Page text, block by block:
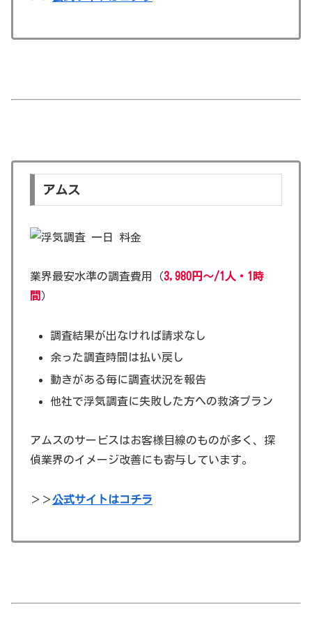
アムス
業界最安水準の調査費用（3,980円～/1人・1時
間 ）
調査結果が出なければ請求なし
余った調査時間は払い戻し
動きがある毎に調査状況を報告
他社で浮気調査に失敗した方への救済プラン
アムスのサービスはお客様目線のものが多く、探
偵業界のイメージ改善にも寄与しています。
＞＞公式サイトはコチラ